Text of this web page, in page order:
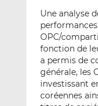
Une analyse
performances
OPC/
fonction de
a permis de
générale, les
investissant
coréennes